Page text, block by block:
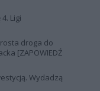
Ligi
droga do
[ZAPOWIEDŹ
Wydadzą